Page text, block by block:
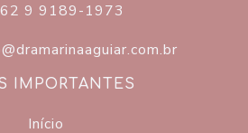
62 9 9189-1973
IMPORTANTES
Início